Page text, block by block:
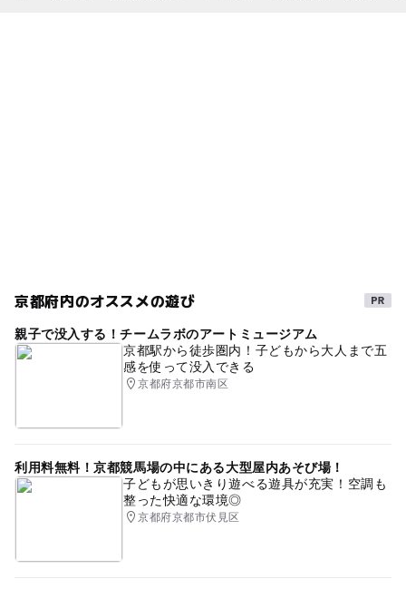
京都府内のオススメの遊び
親子で没入する！チームラボのアートミュージアム
京都駅から徒歩圏内！子どもから大人まで五
感を使って没入できる
京都府京都市南区
利用料無料！京都競馬場の中にある大型屋内あそび場！
子どもが思いきり遊べる遊具が充実！空調も
整った快適な環境◎
京都府京都市伏見区